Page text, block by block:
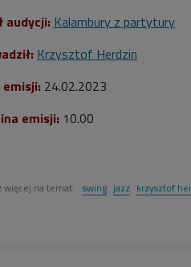
audycji: Kalambury z partytury
Krzysztof Herdzin
24.02.2023
emisji: 10.00
więcej na temat: swing jazz krzysztof